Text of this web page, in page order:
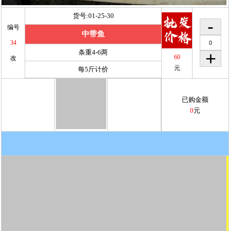
编号
34
改
货号:01-25-30
中带鱼
条重4-6两
每5斤计价
60
元
已购金额
0元